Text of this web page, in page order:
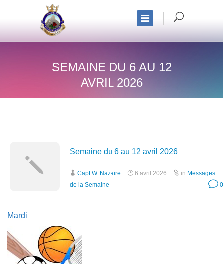
SEMAINE DU 6 AU 12
AVRIL 2026
Semaine du 6 au 12 avril 2026
Capt W. Nazaire 6 avril 2026 in Messages
de la Semaine
0
Mardi